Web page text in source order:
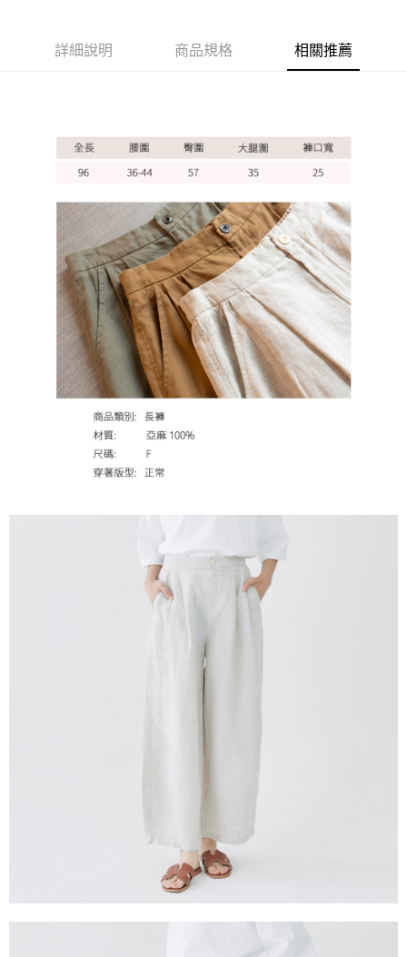
全家取貨付款
每筆NT$60，滿NT$1,000(含以上)免運費
每筆NT$80，滿NT$1,000(含以上)免運費
詳細說明 商品規格 相關推薦